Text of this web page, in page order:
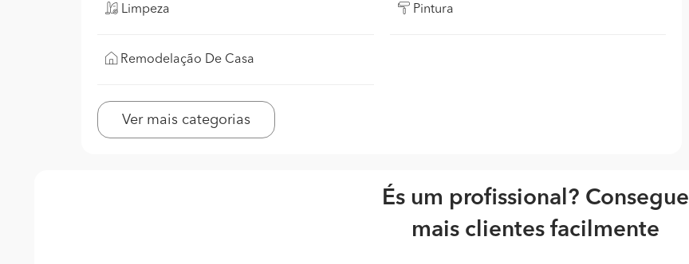
Limpeza Pintura
Remodelação De Casa
Ver mais categorias
És um profissional? Consegue
mais clientes facilmente